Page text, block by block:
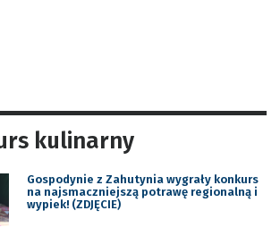
kulinarny
Gospodynie z Zahutynia wygrały konkurs
na najsmaczniejszą potrawę regionalną i
wypiek! (ZDJĘCIE)